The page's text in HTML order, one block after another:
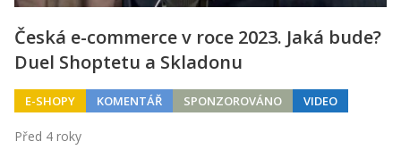
Česká e-commerce v roce 2023. Jaká bude?
Duel Shoptetu a Skladonu
E-SHOPY KOMENTÁŘ SPONZOROVÁNO VIDEO
Před 4 roky